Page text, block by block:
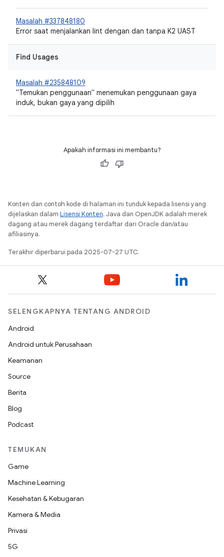
Masalah #337848180
Error saat menjalankan lint dengan dan tanpa K2 UAST
Find Usages
Masalah #235848109
"Temukan penggunaan" menemukan penggunaan gaya
induk, bukan gaya yang dipilih
Apakah informasi ini membantu?
Konten dan contoh kode di halaman ini tunduk kepada lisensi yang
dijelaskan dalam Lisensi Konten. Java dan OpenJDK adalah merek
dagang atau merek dagang terdaftar dari Oracle dan/atau
afiliasinya.
Terakhir diperbarui pada 2025-07-27 UTC.
SELENGKAPNYA TENTANG ANDROID
Android
Android untuk Perusahaan
Keamanan
Source
Berita
Blog
Podcast
TEMUKAN
Game
Machine Learning
Kesehatan & Kebugaran
Kamera & Media
Privasi
5G